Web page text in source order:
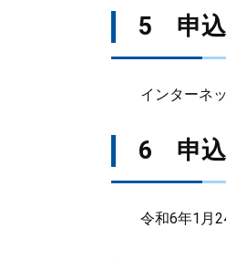
5 申込
インターネッ
6 申込
令和6年1月24